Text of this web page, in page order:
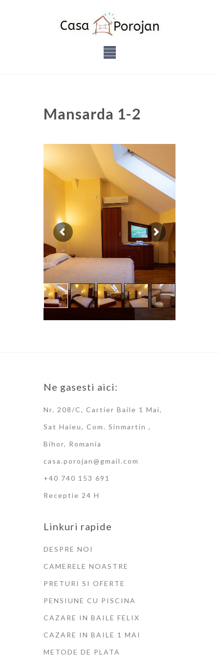
Mansarda 1-2
Ne gasesti aici:
Nr. 208/C, Cartier Baile 1 Mai,
Sat Haieu, Com. Sinmartin ,
Bihor, Romania
casa.porojan@gmail.com
+40 740 153 691
Receptie 24 H
Linkuri rapide
DESPRE NOI
CAMERELE NOASTRE
PRETURI SI OFERTE
PENSIUNE CU PISCINA
CAZARE IN BAILE FELIX
CAZARE IN BAILE 1 MAI
METODE DE PLATA